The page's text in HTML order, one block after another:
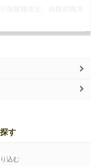
面接後決定、経験前職等
す
込む